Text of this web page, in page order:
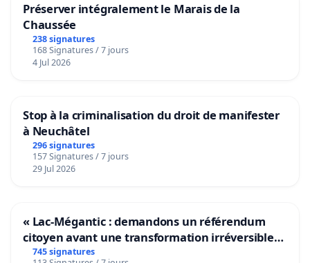
Préserver intégralement le Marais de la
Chaussée
238 signatures
168 Signatures / 7 jours
4 Jul 2026
Stop à la criminalisation du droit de manifester
à Neuchâtel
296 signatures
157 Signatures / 7 jours
29 Jul 2026
« Lac-Mégantic : demandons un référendum
citoyen avant une transformation irréversible
de notre territoire »
745 signatures